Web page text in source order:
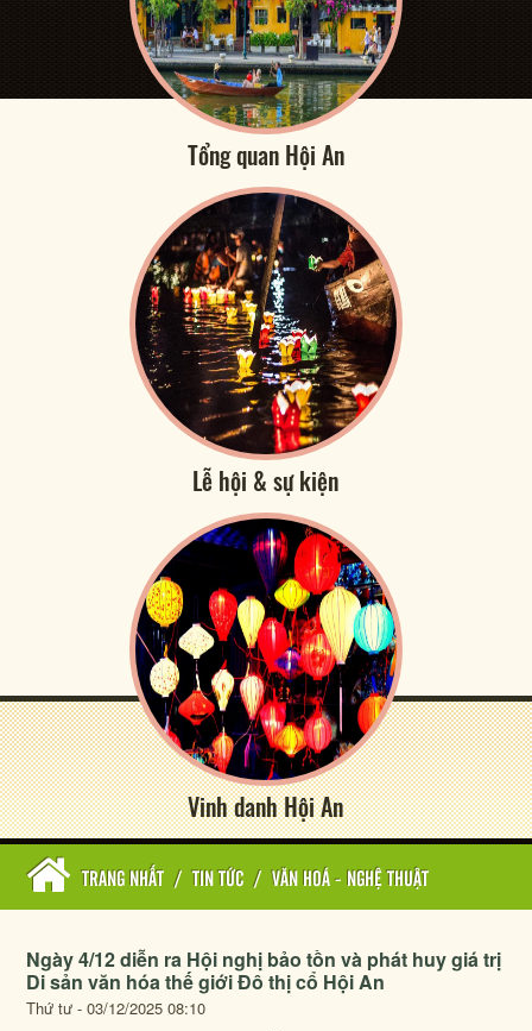
Tổng quan Hội An
Lễ hội & sự kiện
Vinh danh Hội An
TRANG NHẤT / TIN TỨC / VĂN HOÁ - NGHỆ THUẬT
Ngày 4/12 diễn ra Hội nghị bảo tồn và phát huy giá trị
Di sản văn hóa thế giới Đô thị cổ Hội An
Thứ tư - 03/12/2025 08:10